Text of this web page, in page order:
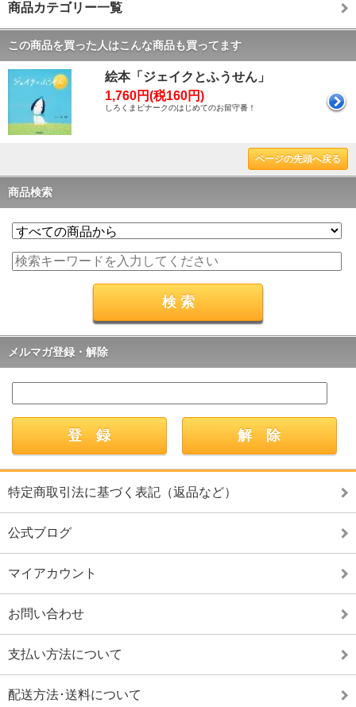
商品カテゴリー一覧
この商品を買った人はこんな商品も買ってます
絵本「ジェイクとふうせん」
1,760円(税160円)
しろくまピナークのはじめてのお留守番！
ページの先頭へ戻る
商品検索
メルマガ登録・解除
特定商取引法に基づく表記（返品など）
公式ブログ
マイアカウント
お問い合わせ
支払い方法について
配送方法･送料について